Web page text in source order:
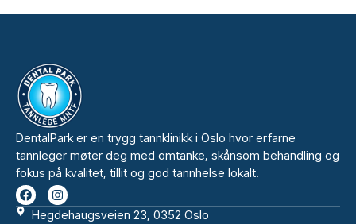
DentalPark er en trygg tannklinikk i Oslo hvor erfarne
tannleger møter deg med omtanke, skånsom behandling og
fokus på kvalitet, tillit og god tannhelse lokalt.
Hegdehaugsveien 23, 0352 Oslo